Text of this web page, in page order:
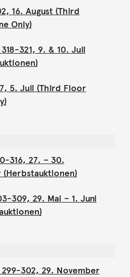
16. August (Third
Only)
321, 9. & 10. Juli
5. Juli (Third Floor
316, 27. – 30.
(Herbstauktionen)
309, 29. Mai – 1. Juni
302, 29. November